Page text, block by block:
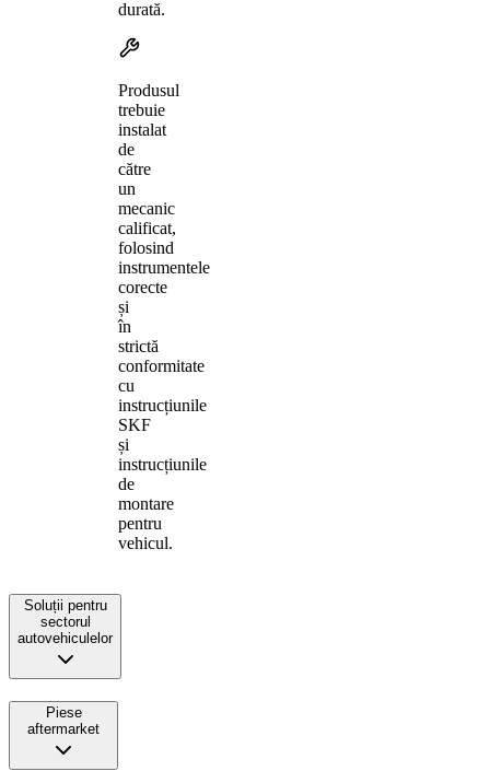
durată.
Produsul
trebuie
instalat
de
către
un
mecanic
calificat,
folosind
instrumentele
corecte
și
în
strictă
conformitate
cu
instrucțiunile
SKF
și
instrucțiunile
de
montare
pentru
vehicul.
Soluții pentru
sectorul
autovehiculelor
Piese
aftermarket